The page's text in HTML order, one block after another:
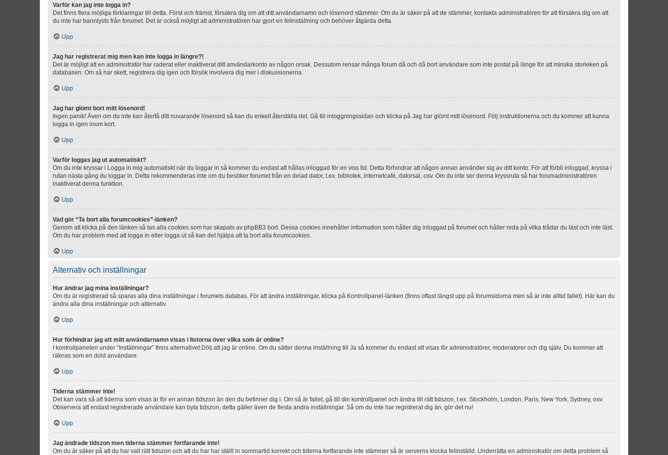
Varför kan jag inte logga in?
Det finns flera möjliga förklaringar till detta. Först och främst, försäkra dig om att ditt användarnamn och lösenord stämmer. Om du är säker på att de stämmer, kontakta administratören för att försäkra dig om att
du inte har bannlysts från forumet. Det är också möjligt att administratören har gjort en felinställning och behöver åtgärda detta.
Upp
Jag har registrerat mig men kan inte logga in längre?!
Det är möjligt att en administratör har raderat eller inaktiverat ditt användarkonto av någon orsak. Dessutom rensar många forum då och då bort användare som inte postat på länge för att minska storleken på
databasen. Om så har skett, registrera dig igen och försök involvera dig mer i diskussionerna.
Upp
Jag har glömt bort mitt lösenord!
Ingen panik! Även om du inte kan återfå ditt nuvarande lösenord så kan du enkelt återställa det. Gå till inloggningssidan och klicka på Jag har glömt mitt lösenord. Följ instruktionerna och du kommer att kunna
logga in igen inom kort.
Upp
Varför loggas jag ut automatiskt?
Om du inte kryssar i Logga in mig automatiskt när du loggar in så kommer du endast att hållas inloggad för en viss tid. Detta förhindrar att någon annan använder sig av ditt konto. För att förbli inloggad, kryssa i
rutan nästa gång du loggar in. Detta rekommenderas inte om du besöker forumet från en delad dator, t.ex. bibliotek, internetcafé, datorsal, osv. Om du inte ser denna kryssruta så har forumadministratören
inaktiverat denna funktion.
Upp
Vad gör “Ta bort alla forumcookies”-länken?
Genom att klicka på den länken så tas alla cookies som har skapats av phpBB3 bort. Dessa cookies innehåller information som håller dig inloggad på forumet och håller reda på vilka trådar du läst och inte läst.
Om du har problem med att logga in eller logga ut så kan det hjälpa att ta bort alla forumcookies.
Upp
Alternativ och inställningar
Hur ändrar jag mina inställningar?
Om du är registrerad så sparas alla dina inställningar i forumets databas. För att ändra inställningar, klicka på Kontrollpanel-länken (finns oftast längst upp på forumsidorna men så är inte alltid fallet). Här kan du
ändra alla dina inställningar och alternativ.
Upp
Hur förhindrar jag att mitt användarnamn visas i listorna över vilka som är online?
I kontrollpanelen under “Inställningar” finns alternativet Dölj att jag är online. Om du sätter denna inställning till Ja så kommer du endast att visas för administratörer, moderatorer och dig själv. Du kommer att
räknas som en dold användare.
Upp
Tiderna stämmer inte!
Det kan vara så att tiderna som visas är för en annan tidszon än den du befinner dig i. Om så är fallet, gå till din kontrollpanel och ändra till rätt tidszon, t.ex. Stockholm, London, Paris, New York, Sydney, osv.
Observera att endast registrerade användare kan byta tidszon, detta gäller även de flesta andra inställningar. Så om du inte har registrerat dig än, gör det nu!
Upp
Jag ändrade tidszon men tiderna stämmer fortfarande inte!
Om du är säker på att du har valt rätt tidszon och att du har har ställt in sommartid korrekt och tiderna fortfarande inte stämmer så är serverns klocka felinställd. Underrätta en administratör om detta problem så